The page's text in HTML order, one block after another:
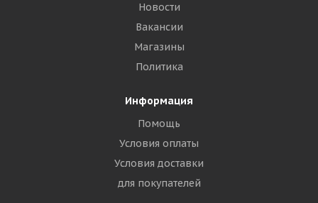
Новости
Вакансии
Магазины
Политика
Информация
Помощь
Условия оплаты
Условия доставки
для покупателей